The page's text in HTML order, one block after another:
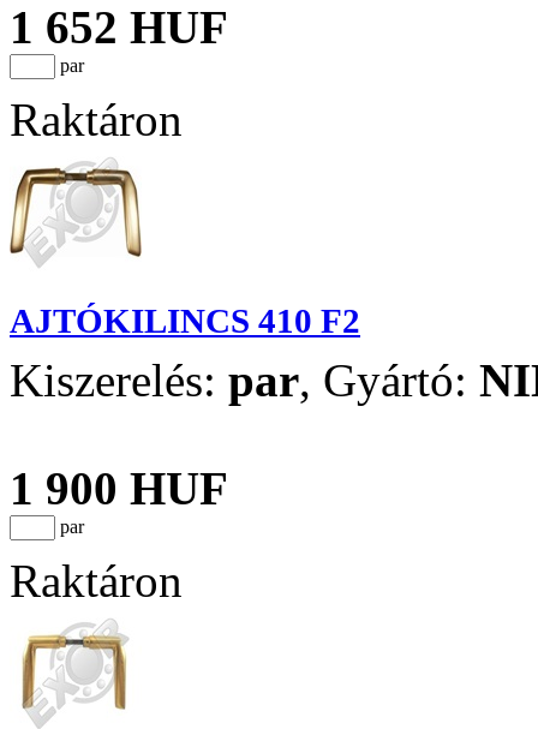
1 652 HUF
par
Raktáron
AJTÓKILINCS 410 F2
Kiszerelés: par, Gyártó:
1 900 HUF
par
Raktáron